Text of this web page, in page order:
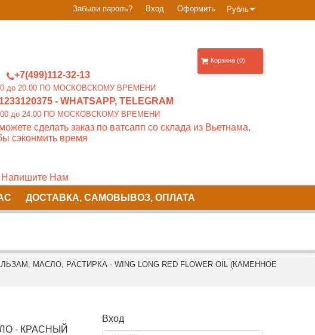
Рубль
Забыли пароль? Вход Оформить
+7(499)112-32-13
до 20.00 ПО МОСКОВСКОМУ ВРЕМЕНИ
- WHATSAPP, TELEGRAM
до 24.00 ПО МОСКОВСКОМУ ВРЕМЕНИ
сделать заказ по ватсапп со склада из Вьетнама,
сэконмить время
Напишите Нам
Корзина (0)
ДОСТАВКА, САМОВЫВОЗ, ОПЛАТА
МАСЛО, РАСТИРКА - WING LONG RED FLOWER OIL (КАМЕННОЕ
- КРАСНЫЙ
Вход